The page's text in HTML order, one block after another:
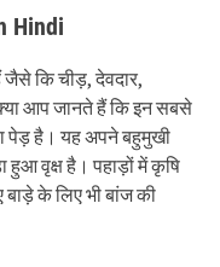
Hindi
जैसे कि चीड़, देवदार,
आप जानते हैं कि इन सबसे
पेड़ है। यह अपने बहुमुखी
हुआ वृक्ष है। पहाड़ों में कृषि
के लिए भी बांज की